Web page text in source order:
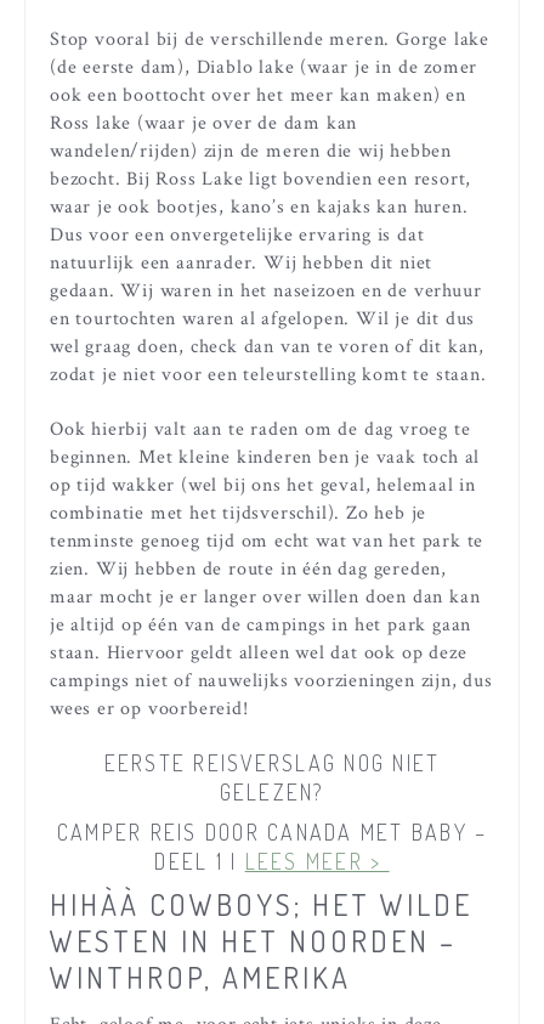
Stop vooral bij de verschillende meren. Gorge lake
(de eerste dam), Diablo lake (waar je in de zomer
ook een boottocht over het meer kan maken) en
Ross lake (waar je over de dam kan
wandelen/rijden) zijn de meren die wij hebben
bezocht. Bij Ross Lake ligt bovendien een resort,
waar je ook bootjes, kano’s en kajaks kan huren.
Dus voor een onvergetelijke ervaring is dat
natuurlijk een aanrader. Wij hebben dit niet
gedaan. Wij waren in het naseizoen en de verhuur
en tourtochten waren al afgelopen. Wil je dit dus
wel graag doen, check dan van te voren of dit kan,
zodat je niet voor een teleurstelling komt te staan.
Ook hierbij valt aan te raden om de dag vroeg te
beginnen. Met kleine kinderen ben je vaak toch al
op tijd wakker (wel bij ons het geval, helemaal in
combinatie met het tijdsverschil). Zo heb je
tenminste genoeg tijd om echt wat van het park te
zien. Wij hebben de route in één dag gereden,
maar mocht je er langer over willen doen dan kan
je altijd op één van de campings in het park gaan
staan. Hiervoor geldt alleen wel dat ook op deze
campings niet of nauwelijks voorzieningen zijn, dus
wees er op voorbereid!
EERSTE REISVERSLAG NOG NIET
GELEZEN?
CAMPER REIS DOOR CANADA MET BABY –
DEEL 1 | LEES MEER >
HIHÀÀ COWBOYS; HET WILDE
WESTEN IN HET NOORDEN –
WINTHROP, AMERIKA